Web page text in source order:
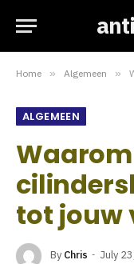
Home » Algemeen »
ALGEMEEN
tot jouw
By Chris July